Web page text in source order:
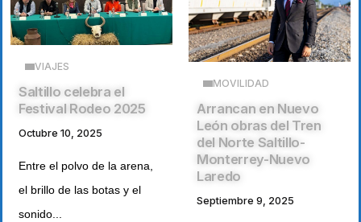
VIAJES
Saltillo celebra el
Festival Rodeo 2025
Octubre 10, 2025
Entre el polvo de la arena,
el brillo de las botas y el
sonido...
MOVILIDAD
Arrancan en Nuevo
León obras del Tren
del Norte Saltillo-
Monterrey-Nuevo
Laredo
Septiembre 9, 2025